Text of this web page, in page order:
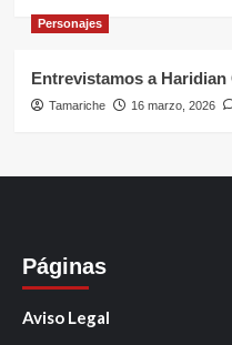
Personajes
Entrevistamos a Haridian
Tamariche 16 marzo, 2026
Páginas
Aviso Legal